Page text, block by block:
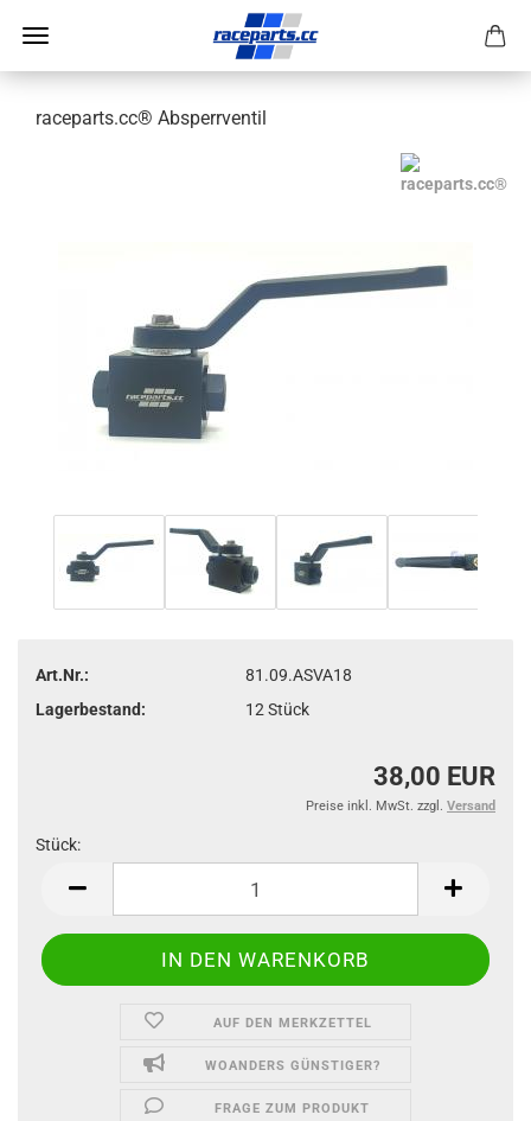
raceparts.cc® Absperrventil
Art.Nr.:
81.09.ASVA18
Lagerbestand:
12 Stück
38,00 EUR
Preise inkl. MwSt. zzgl. Versand
Stück:
AUF DEN MERKZETTEL
WOANDERS GÜNSTIGER?
FRAGE ZUM PRODUKT